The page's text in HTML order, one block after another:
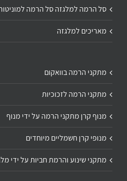
סל הרמה למלגזה סל הרמה
מאריכים למלגזה
מתקני הרמה בוואקום
מתקני הרמה לזכוכיות
מנוף קרן מתקני הרמה על ידי מנוף
מנופי קרן חשמליים מיוחדים
מתקני שינוע והרמת חביות על ידי